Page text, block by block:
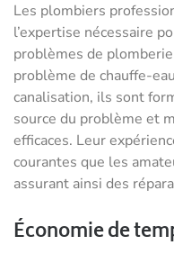
Les plombiers
l’expertise nécessaire
problèmes de
problème de chauffe-
canalisation, ils sont
source du problème et
efficaces. Leur
courantes que les
assurant ainsi des
Économie de